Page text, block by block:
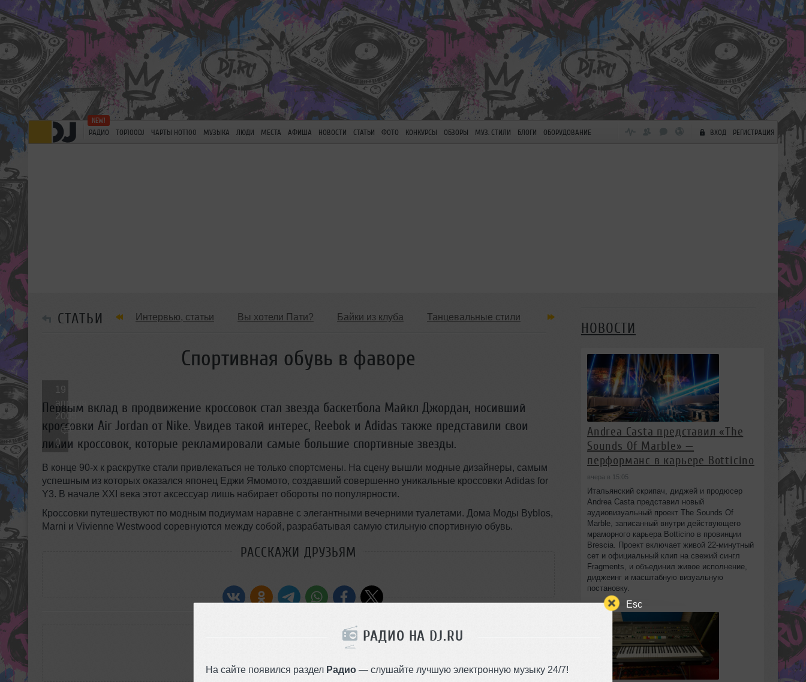
Esc
РАДИО НА DJ.RU
На сайте появился раздел Радио— слушайте лучшую электронную музыку 24/7!
РАДИО TOP100DJ ЧАРТЫ HOT100 МУЗЫКА ЛЮДИ МЕСТА АФИША НОВОСТИ СТАТЬИ ФОТО КОНКУРСЫ ОБЗОРЫ МУЗ. СТИЛИ БЛОГИ ОБОРУДОВАНИЕ ВХОД РЕГИСТРАЦИЯ
СТАТЬИ Интервью, статьи Вы хотели Пати? Байки из клуба Танцевальные стили
Обзоры Вечеринок и Клубов Новые лица
Спортивная обувь в фаворе
19
апреля
2005
0
Первым вклад в продвижение кроссовок стал звезда баскетбола Майкл Джордан, носивший
кроссовки Air Jordan от Nike. Увидев такой интерес, Reebok и Adidas также представили свои
линии кроссовок, которые рекламировали самые большие спортивные звезды.
В конце 90-х к раскрутке стали привлекаться не только спортсмены. На сцену вышли модные дизайнеры, самым
успешным из которых оказался японец Еджи Ямомото, создавший совершенно уникальные кроссовки Adidas for
Y3. В начале XXI века этот аксессуар лишь набирает обороты по популярности.
Кроссовки путешествуют по модным подиумам наравне с элегантными вечерними туалетами. Дома Моды Byblos,
Marni и Vivienne Westwood соревнуются между собой, разрабатывая самую стильную спортивную обувь.
РАССКАЖИ ДРУЗЬЯМ
НОВОСТИ
Andrea Casta представил «The
Sounds Of Marble» —
перформанс в карьере Botticino
вчера в 15:05
Итальянский скрипач, диджей и продюсер
Andrea Casta представил новый
аудиовизуальный проект The Sounds Of
Marble, записанный внутри действующего
мраморного карьера Botticino в провинции
Brescia. Проект включает живой 22‑минутный
сет и официальный клип на свежий сингл
Fragments, и объединил живое исполнение,
диджеинг и масштабную визуальную
постановку.